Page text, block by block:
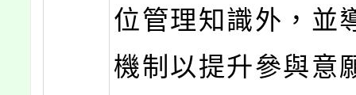
位管理知識外，並
機制以提升參與意